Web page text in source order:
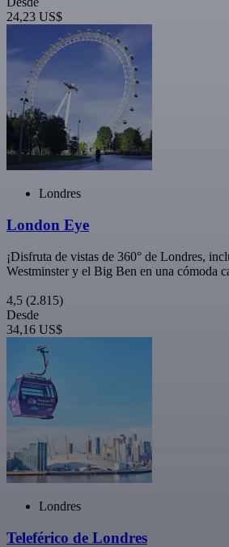
24,23 US$
Londres
London Eye
¡Disfruta de vistas de 360° de Londres,
Westminster y el Big Ben en una cómoda
4,5 (2.815)
Desde
34,16 US$
Londres
Teleférico de Londres